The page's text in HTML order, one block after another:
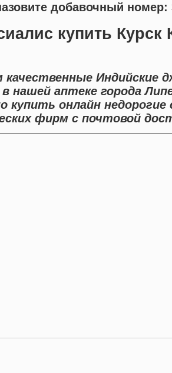
добавочный номер:
купить Курск
Индийские
нашей аптеке города
купить онлайн
фирм с почтовой